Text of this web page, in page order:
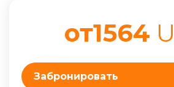
от1564
Забронировать